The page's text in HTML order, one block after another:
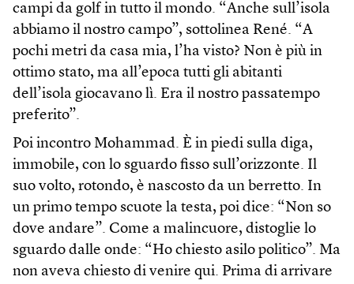
campi da golf in tutto il mondo. “Anche sull’isola
abbiamo il nostro campo”, sottolinea René. “A
pochi metri da casa mia, l’ha visto? Non è più in
ottimo stato, ma all’epoca tutti gli abitanti
dell’isola giocavano lì. Era il nostro passatempo
preferito”.
Poi incontro Mohammad. È in piedi sulla diga,
immobile, con lo sguardo fisso sull’orizzonte. Il
suo volto, rotondo, è nascosto da un berretto. In
un primo tempo scuote la testa, poi dice: “Non so
dove andare”. Come a malincuore, distoglie lo
sguardo dalle onde: “Ho chiesto asilo politico”. Ma
non aveva chiesto di venire qui. Prima di arrivare